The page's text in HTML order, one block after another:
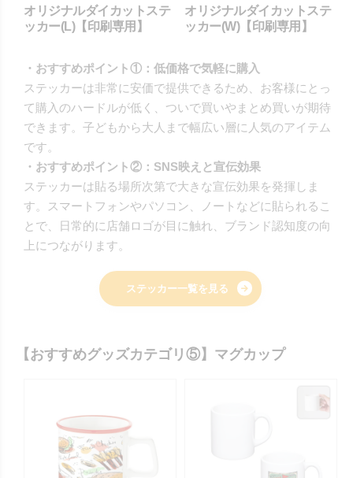
オリジナルダイカットステ
ッカー(L)【印刷専用】
オリジナルダイカットステ
ッカー(W)【印刷専用】
・おすすめポイント①：低価格で気軽に購入
ステッカーは非常に安価で提供できるため、お客様にとっ
て購入のハードルが低く、ついで買いやまとめ買いが期待
できます。子どもから大人まで幅広い層に人気のアイテム
です。
・おすすめポイント②：SNS映えと宣伝効果
ステッカーは貼る場所次第で大きな宣伝効果を発揮しま
す。スマートフォンやパソコン、ノートなどに貼られるこ
とで、日常的に店舗ロゴが目に触れ、ブランド認知度の向
上につながります。
ステッカー一覧を見る
【おすすめグッズカテゴリ⑤】マグカップ